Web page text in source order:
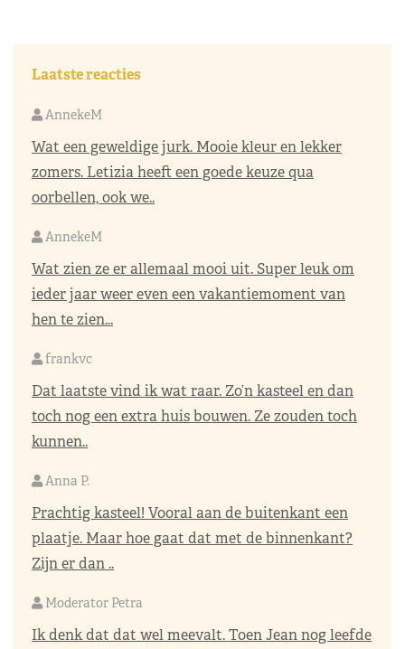
Laatste reacties
AnnekeM
Wat een geweldige jurk. Mooie kleur en lekker
zomers. Letizia heeft een goede keuze qua
oorbellen, ook we..
AnnekeM
Wat zien ze er allemaal mooi uit. Super leuk om
ieder jaar weer even een vakantiemoment van
hen te zien...
frankvc
Dat laatste vind ik wat raar. Zo’n kasteel en dan
toch nog een extra huis bouwen. Ze zouden toch
kunnen..
Anna P.
Prachtig kasteel! Vooral aan de buitenkant een
plaatje. Maar hoe gaat dat met de binnenkant?
Zijn er dan ..
Moderator Petra
Ik denk dat dat wel meevalt. Toen Jean nog leefde